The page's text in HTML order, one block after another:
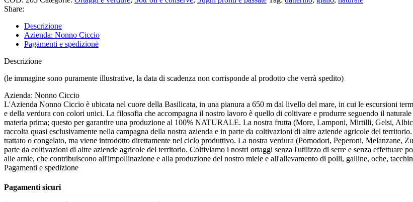
Share:
Descrizione
Azienda: Nonno Ciccio
Pagamenti e spedizione
Descrizione
(le immagine sono puramente illustrative, la data di scadenza non corrisponde al prodotto che verrà spedito)
Azienda: Nonno Ciccio
L'Azienda Nonno Ciccio è ubicata nel cuore della Basilicata, in una pianura a 650 m dal livello del mare, in cui le escursioni
e della verdura con colori unici. La filosofia che accompagna il nostro lavoro è quello di coltivare e produrre seguendo il
materia prima; questo per garantire una produzione al 100% NATURALE. La nostra frutta (More, Lamponi, Mirtilli, Gelsi,
raccolta quasi esclusivamente nella campagna della nostra azienda e in parte da coltivazioni di altre aziende agricole del
trattato o congelato, ma viene introdotto direttamente nel ciclo produttivo. La nostra verdura (Pomodori, Peperoni, Melanzane,
parte da coltivazioni di altre aziende agricole del territorio. Coltiviamo i nostri ortaggi senza l'utilizzo di serre e senza effettuare
alle arnie, che contribuiscono all'impollinazione e alla produzione del nostro miele e all'allevamento di polli, galline, oche,
Pagamenti e spedizione
Pagamenti sicuri